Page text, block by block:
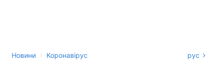
Новини › Коронавірус рус